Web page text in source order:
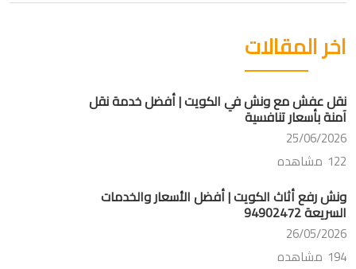
اخر المقالات
نقل عفش مع ونش في الكويت | أفضل خدمة نقل
آمنة بأسعار تنافسية
25/06/2026
122 مشاهده
ونش رفع أثاث الكويت | أفضل الأسعار والخدمات
السريعة 94902472
26/05/2026
194 مشاهده